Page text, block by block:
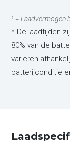
¹ = Laadvermogen
* De laadtijden
80% van de
variëren
batterijconditie